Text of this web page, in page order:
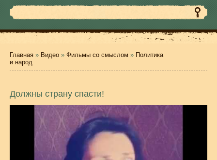
Главная » Видео » Фильмы со смыслом » Политика
и народ
Должны страну спасти!